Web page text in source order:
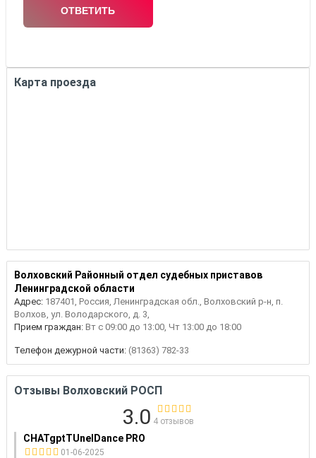
Карта проезда
Волховский Районный отдел судебных приставов
Ленинградской области
Адрес:187401, Россия, Ленинградская обл., Волховский р-н, п.
Волхов, ул. Володарского, д. 3,
Прием граждан:Вт с 09:00 до 13:00, Чт 13:00 до 18:00
Телефон дежурной части:(81363) 782-33
Отзывы Волховский РОСП
3.0 4 отзывов
CHATgptTUnelDance PRO
01-06-2025